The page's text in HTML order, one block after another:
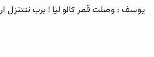
يوسف : وصلت قمر كالو ليا ! برب تتتنزل